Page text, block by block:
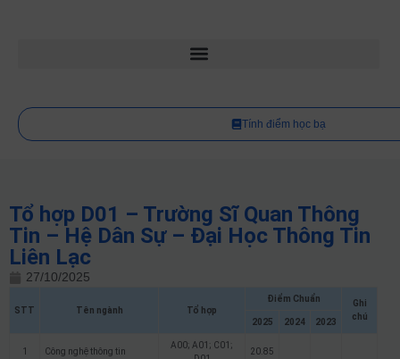
Tính điểm học bạ
Tổ hợp D01 – Trường Sĩ Quan Thông
Tin – Hệ Dân Sự – Đại Học Thông Tin
Liên Lạc
27/10/2025
STT Tên ngành Tổ hợp
Điểm Chuẩn
Ghi
chú
2025 2024 2023
1 Công nghệ thông tin
A00; A01; C01;
20.85